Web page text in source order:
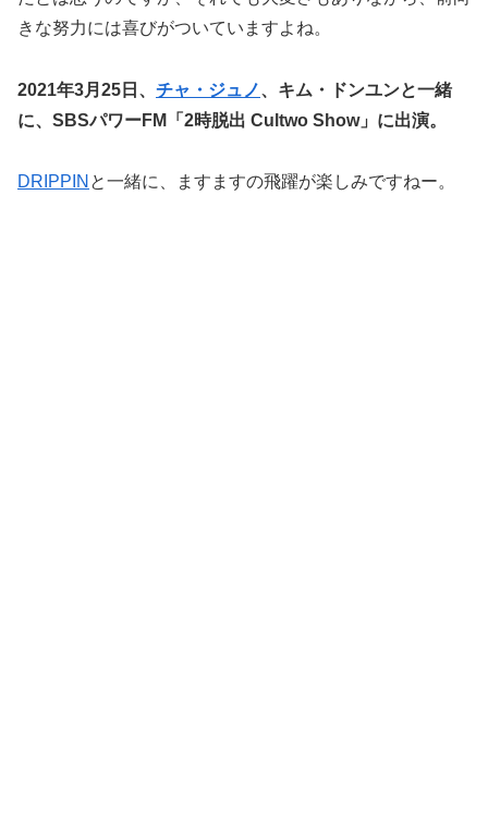
きな努力には喜びがついていますよね。
2021年3月25日、 チャ・ジュノ、キム・ドンユンと一緒
に、SBSパワーFM「2時脱出 Cultwo Show」に出演。
DRIPPIN と一緒に、ますますの飛躍が楽しみですねー。